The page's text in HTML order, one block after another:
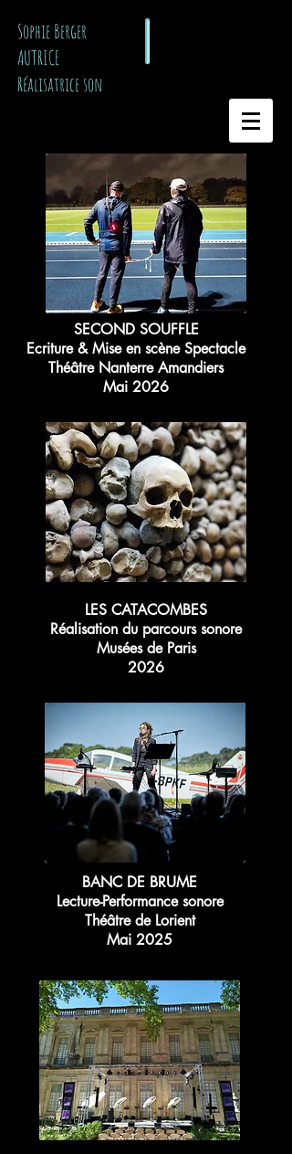
​ Sophie Berger
AUTRICE
Réalisatrice son
SECOND SOUFFLE
Ecriture & Mise en scène Spectacle
Théâtre Nanterre Amandiers
Mai 2026
LES CATACOMBES
Réalisation du parcours sonore
Musées de Paris
2026
BANC DE BRUME
Lecture-Performance sonore
Théâtre de Lorient
Mai 2025